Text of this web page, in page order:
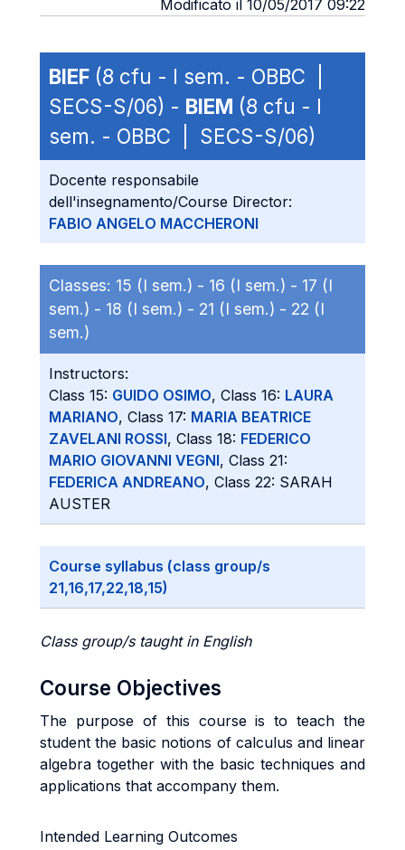
Modificato il 10/05/2017 09:22
BIEF (8 cfu - I sem. - OBBC |
SECS-S/06) - BIEM (8 cfu - I
sem. - OBBC | SECS-S/06)
Docente responsabile
dell'insegnamento/Course Director:
FABIO ANGELO MACCHERONI
Classes: 15 (I sem.) - 16 (I sem.) - 17 (I
sem.) - 18 (I sem.) - 21 (I sem.) - 22 (I
sem.)
Instructors:
Class 15: GUIDO OSIMO, Class 16: LAURA
MARIANO, Class 17: MARIA BEATRICE
ZAVELANI ROSSI, Class 18: FEDERICO
MARIO GIOVANNI VEGNI, Class 21:
FEDERICA ANDREANO, Class 22: SARAH
AUSTER
Course syllabus (class group/s
21,16,17,22,18,15)
Class group/s taught in English
Course Objectives
The purpose of this course is to teach the
student the basic notions of calculus and linear
algebra together with the basic techniques and
applications that accompany them.
Intended Learning Outcomes